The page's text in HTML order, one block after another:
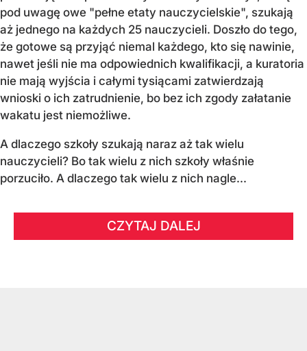
pod uwagę owe "pełne etaty nauczycielskie", szukają
aż jednego na każdych 25 nauczycieli. Doszło do tego,
że gotowe są przyjąć niemal każdego, kto się nawinie,
nawet jeśli nie ma odpowiednich kwalifikacji, a kuratoria
nie mają wyjścia i całymi tysiącami zatwierdzają
wnioski o ich zatrudnienie, bo bez ich zgody załatanie
wakatu jest niemożliwe.
A dlaczego szkoły szukają naraz aż tak wielu
nauczycieli? Bo tak wielu z nich szkoły właśnie
porzuciło. A dlaczego tak wielu z nich nagle...
CZYTAJ DALEJ